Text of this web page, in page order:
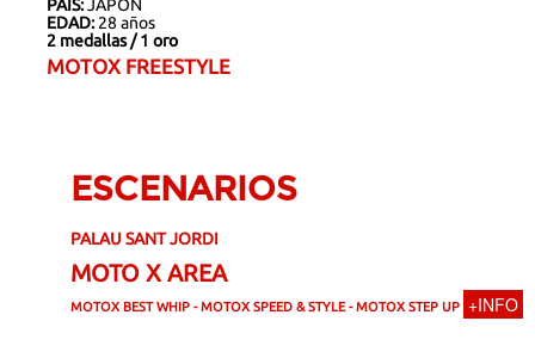
PAÍS:JAPÓN
EDAD:28 años
2 medallas / 1 oro
MOTOX FREESTYLE
ESCENARIOS
PALAU SANT JORDI
MOTO X AREA
MOTOX BEST WHIP -MOTOX SPEED & STYLE -MOTOX STEP UP +INFO